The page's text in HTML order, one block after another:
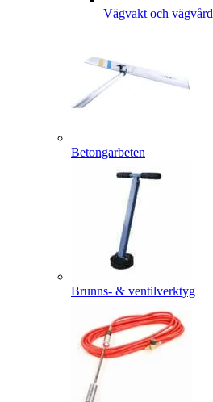
Vägvakt och vägvård
Betongarbeten
Brunns- & ventilverktyg